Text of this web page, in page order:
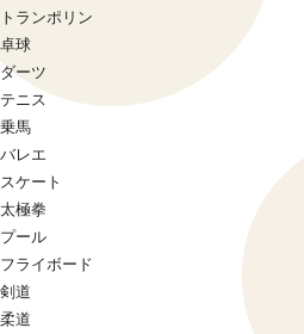
トランポリン
卓球
ダーツ
テニス
乗馬
バレエ
スケート
太極拳
プール
フライボード
剣道
柔道